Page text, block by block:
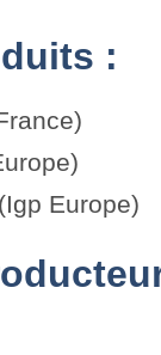
:
Europe)